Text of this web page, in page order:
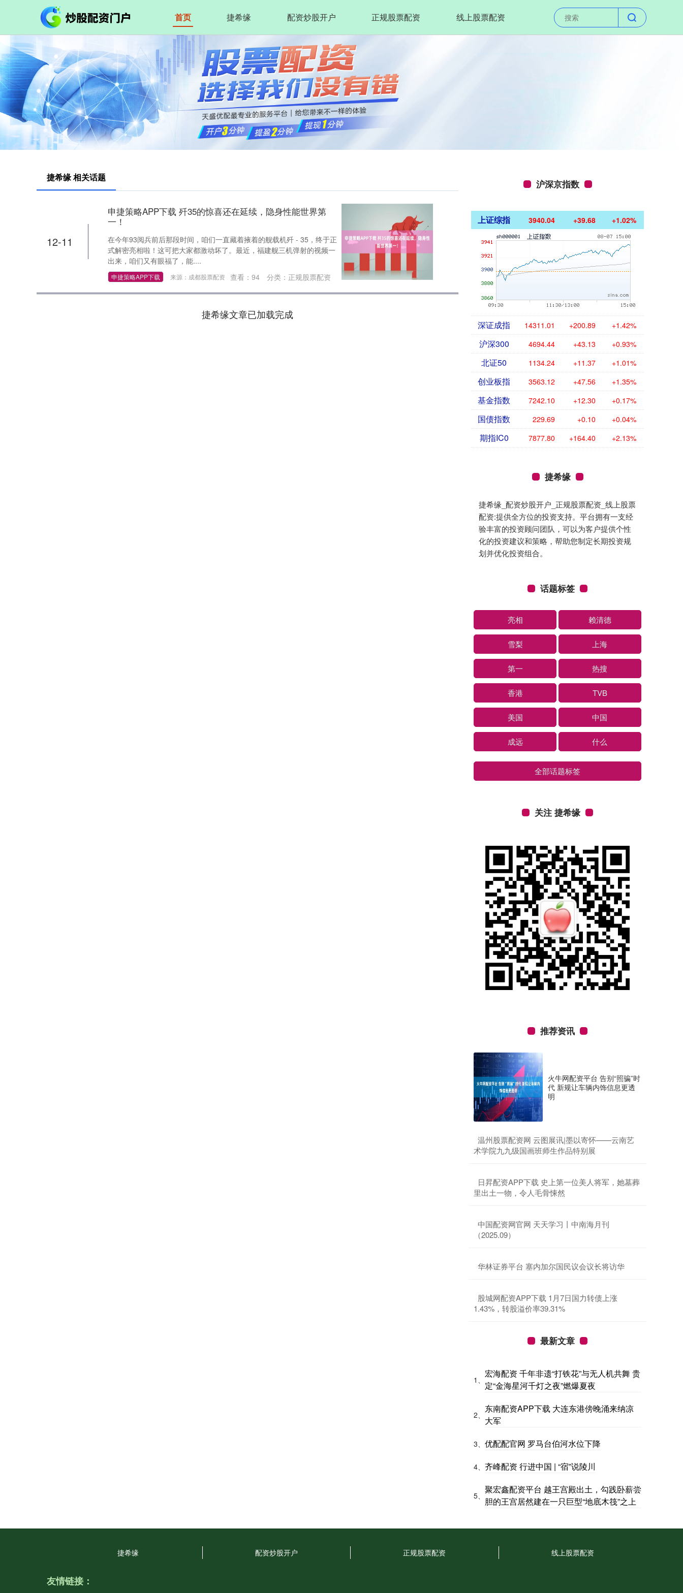
首页 捷希缘 配资炒股开户 正规股票配资 线上股票配资
捷希缘 相关话题
12-11
申捷策略APP下载 歼35的惊喜还在延续，隐身性能世界第
一！
在今年93阅兵前后那段时间，咱们一直藏着掖着的舰载机歼 - 35，终于正
式解密亮相啦！这可把大家都激动坏了。最近，福建舰三机弹射的视频一
出来，咱们又有眼福了，能....
申捷策略APP下载 来源：成都股票配资 查看： 94 分类： 正规股票配资
捷希缘文章已加载完成
沪深京指数
上证综指 3940.04 +39.68 +1.02%
深证成指 14311.01 +200.89 +1.42%
沪深300 4694.44 +43.13 +0.93%
北证50 1134.24 +11.37 +1.01%
创业板指 3563.12 +47.56 +1.35%
基金指数 7242.10 +12.30 +0.17%
国债指数 229.69 +0.10 +0.04%
期指IC0 7877.80 +164.40 +2.13%
捷希缘
捷希缘_配资炒股开户_正规股票配资_线上股票
配资:提供全方位的投资支持。平台拥有一支经
验丰富的投资顾问团队，可以为客户提供个性
化的投资建议和策略，帮助您制定长期投资规
划并优化投资组合。
话题标签
亮相 赖清德
雪梨 上海
第一 热搜
香港 TVB
美国 中国
成远 什么
全部话题标签
关注 捷希缘
推荐资讯
火牛网配资平台 告别“照骗”时
代 新规让车辆内饰信息更透
明
​温州股票配资网 云图展讯|墨以寄怀——云南艺
术学院九九级国画班师生作品特别展
​日昇配资APP下载 史上第一位美人将军，她墓葬
里出土一物，令人毛骨悚然
​中国配资网官网 天天学习丨中南海月刊
（2025.09）
​华林证券平台 塞内加尔国民议会议长将访华
​股城网配资APP下载 1月7日国力转债上涨
1.43%，转股溢价率39.31%
最新文章
1、
宏海配资 千年非遗“打铁花”与无人机共舞 贵
定“金海星河千灯之夜”燃爆夏夜
2、
东南配资APP下载 大连东港傍晚涌来纳凉
大军
3、 优配配官网 罗马台伯河水位下降
4、 齐峰配资 行进中国 | “宿”说陵川
5、
聚宏鑫配资平台 越王宫殿出土，勾践卧薪尝
胆的王宫居然建在一只巨型“地底木筏”之上
捷希缘 配资炒股开户 正规股票配资 线上股票配资
友情链接：